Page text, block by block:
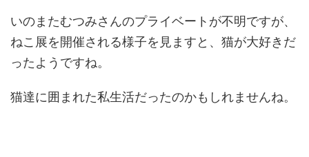
いのまたむつみさんのプライベートが不明ですが、
ねこ展を開催される様子を見ますと、猫が大好きだ
ったようですね。
猫達に囲まれた私生活だったのかもしれませんね。